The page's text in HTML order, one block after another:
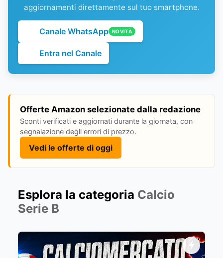
aggiornamenti direttamente sul tuo smartphone.
Canale WhatsApp NOVITÀ
Entra nel Canale
Offerte Amazon selezionate dalla redazione
Sconti verificati e aggiornati durante la giornata, con
segnalazione degli errori di prezzo.
Vedi le offerte di oggi
Esplora la categoria Calcio
Serie B